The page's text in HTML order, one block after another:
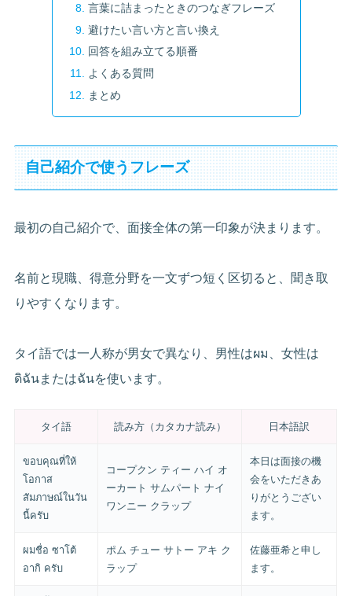
言葉に詰まったときのつなぎフレーズ
避けたい言い方と言い換え
回答を組み立てる順番
よくある質問
まとめ
自己紹介で使うフレーズ
最初の自己紹介で、面接全体の第一印象が決まります。
名前と現職、得意分野を一文ずつ短く区切ると、聞き取
りやすくなります。
タイ語では一人称が男女で異なり、男性はผม、女性は
ดิฉันまたはฉันを使います。
タイ語 読み方（カタカナ読み） 日本語訳
ขอบคุณที่ให้
โอกาส
สัมภาษณ์ในวัน
นี้ครับ
コープクン ティー ハイ オ
ーカート サムパート ナイ
ワンニー クラップ
本日は面接の機
会をいただきあ
りがとうござい
ます。
ผมชื่อ ซาโต้
อากิ ครับ
ポム チュー サトー アキ ク
ラップ
佐藤亜希と申し
ます。